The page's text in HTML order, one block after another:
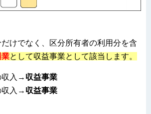
けでなく、区分所有者の利用分を含
業として収益事業として該当します。
収入→ 収益事業
収入→ 収益事業